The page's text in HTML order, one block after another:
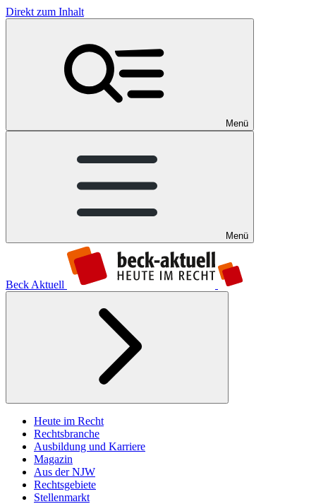
Direkt zum Inhalt
Menü
Menü
Beck Aktuell
Heute im Recht
Rechtsbranche
Ausbildung und Karriere
Magazin
Aus der NJW
Rechtsgebiete
Stellenmarkt